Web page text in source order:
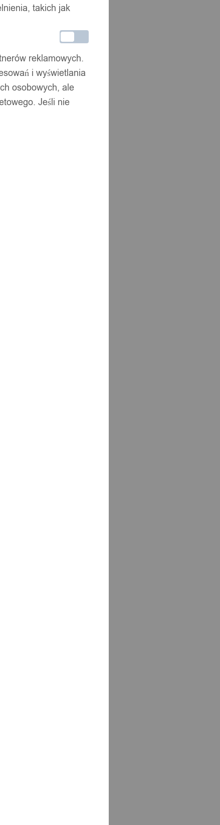
takich jak
reklamowych.
i wyświetlania
osobowych, ale
Jeśli nie